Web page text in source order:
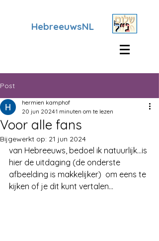
HebreeuwsNL
Post
Voor alle fans
hermien kamphof
20 jun 20241 minuten om te lezen
Bijgewerkt op: 21 jun 2024
van Hebreeuws, bedoel ik natuurlijk...is
hier de uitdaging (de onderste
afbeelding is makkelijker)  om eens te
kijken of je dit kunt vertalen...